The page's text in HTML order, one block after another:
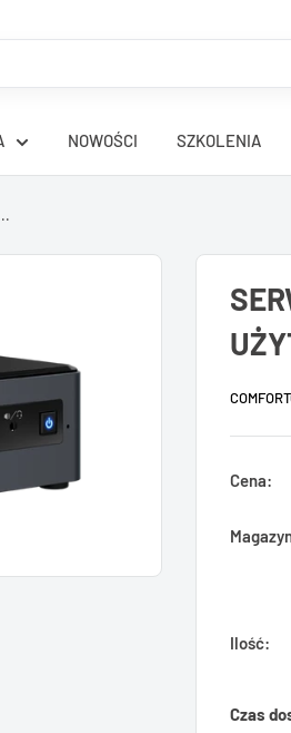
NOWOŚCI SZKOLENIA
Cena:
Ilość:
Czas